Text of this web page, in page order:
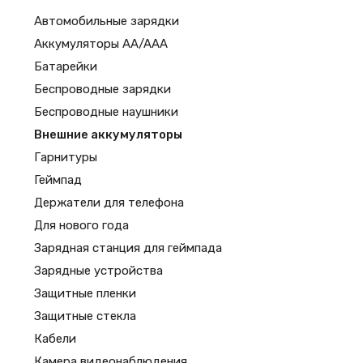
Автомобильные зарядки
Аккумуляторы AA/AAA
Батарейки
Беспроводные зарядки
Беспроводные наушники
Внешние аккумуляторы
Гарнитуры
Геймпад
Держатели для телефона
Для нового года
Зарядная станция для геймпада
Зарядные устройства
Защитные пленки
Защитные стекла
Кабели